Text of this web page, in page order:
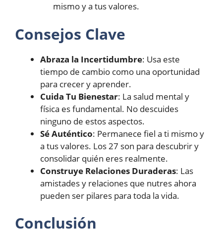
mismo y a tus valores.
Consejos Clave
Abraza la Incertidumbre: Usa este
tiempo de cambio como una oportunidad
para crecer y aprender.
Cuida Tu Bienestar: La salud mental y
física es fundamental. No descuides
ninguno de estos aspectos.
Sé Auténtico: Permanece fiel a ti mismo y
a tus valores. Los 27 son para descubrir y
consolidar quién eres realmente.
Construye Relaciones Duraderas: Las
amistades y relaciones que nutres ahora
pueden ser pilares para toda la vida.
Conclusión